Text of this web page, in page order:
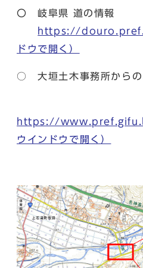
〇 岐阜県 道の情報
https://
ドウで開く）
○ 大垣土木事務所からの
https://
ウインドウで開く）